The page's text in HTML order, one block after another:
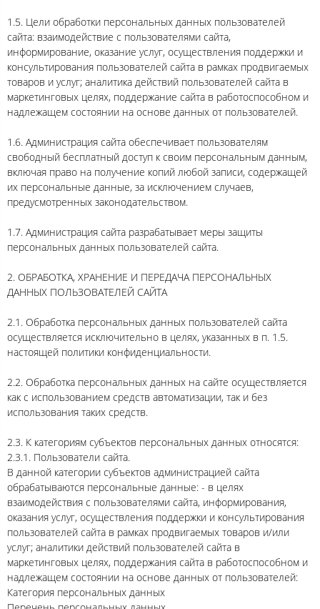
1.5. Цели обработки персональных данных пользователей
сайта: взаимодействие с пользователями сайта,
информирование, оказание услуг, осуществления поддержки и
консультирования пользователей сайта в рамках продвигаемых
товаров и услуг; аналитика действий пользователей сайта в
маркетинговых целях, поддержание сайта в работоспособном и
надлежащем состоянии на основе данных от пользователей.
1.6. Администрация сайта обеспечивает пользователям
свободный бесплатный доступ к своим персональным данным,
включая право на получение копий любой записи, содержащей
их персональные данные, за исключением случаев,
предусмотренных законодательством.
1.7. Администрация сайта разрабатывает меры защиты
персональных данных пользователей сайта.
2. ОБРАБОТКА, ХРАНЕНИЕ И ПЕРЕДАЧА ПЕРСОНАЛЬНЫХ
ДАННЫХ ПОЛЬЗОВАТЕЛЕЙ САЙТА
2.1. Обработка персональных данных пользователей сайта
осуществляется исключительно в целях, указанных в п. 1.5.
настоящей политики конфиденциальности.
2.2. Обработка персональных данных на сайте осуществляется
как с использованием средств автоматизации, так и без
использования таких средств.
2.3. К категориям субъектов персональных данных относятся:
2.3.1. Пользователи сайта.
В данной категории субъектов администрацией сайта
обрабатываются персональные данные: - в целях
взаимодействия с пользователями сайта, информирования,
оказания услуг, осуществления поддержки и консультирования
пользователей сайта в рамках продвигаемых товаров и/или
услуг; аналитики действий пользователей сайта в
маркетинговых целях, поддержания сайта в работоспособном и
надлежащем состоянии на основе данных от пользователей:
Категория персональных данных